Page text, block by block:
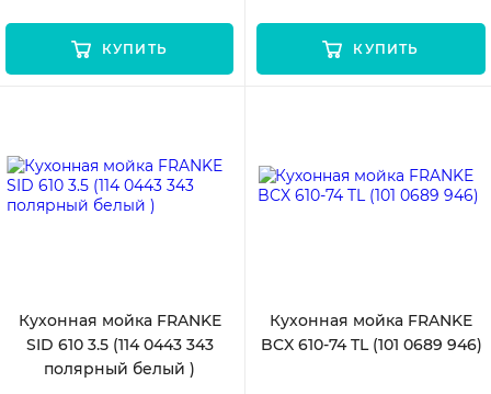
КУПИТЬ КУПИТЬ
Кухонная мойка FRANKE
SID 610 3.5 (114 0443 343
полярный белый )
Кухонная мойка FRANKE
BCX 610-74 TL (101 0689 946)